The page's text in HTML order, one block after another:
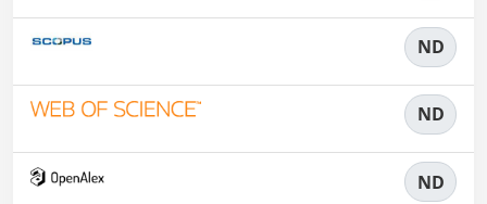
ND
ND
ND